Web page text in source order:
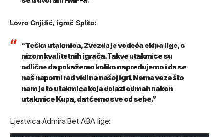
Lovro Gnjidić, igrač Splita:
“Teška utakmica, Zvezda je vodeća ekipa lige, s
nizom kvalitetnih igrača. Takve utakmice su
odlične da pokažemo koliko napredujemo i da se
naš naporni rad vidi na našoj igri. Nema veze što
nam je to utakmica koja dolazi odmah nakon
utakmice Kupa, dat ćemo sve od sebe.”
Ljestvica AdmiralBet ABA lige: